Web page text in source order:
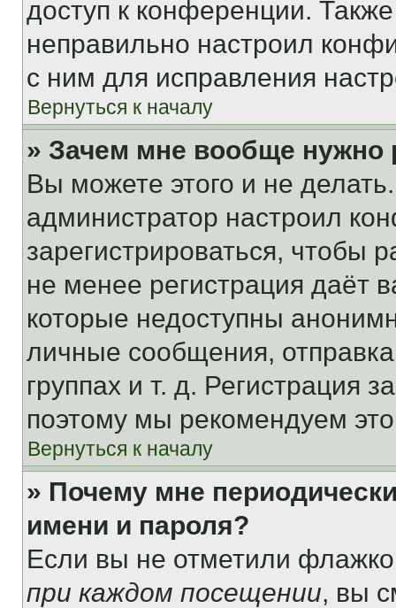
доступ к конференции.
неправильно настроил
с ним для исправления
Вернуться к началу
» Зачем мне вообще нужно
Вы можете этого и не
администратор настроил
зарегистрироваться, чтобы
не менее регистрация даёт
которые недоступны
личные сообщения,
группах и т. д. Регистрация
поэтому мы рекомендуем
Вернуться к началу
» Почему мне
имени и пароля?
Если вы не отметили
при каждом посещении, вы